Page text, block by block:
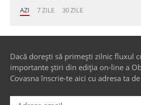
AZI 7 ZILE 30 ZILE
Dacă dorești să primești zilnic fluxul
importante știri din ediția on-line a
Covasna înscrie-te aici cu adresa ta